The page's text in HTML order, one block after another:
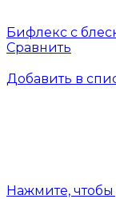
Бифлекс с
Сравнить
Добавить в
Нажмите, чтобы